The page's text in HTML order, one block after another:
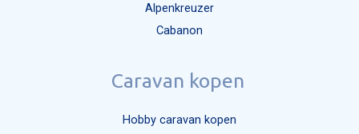
Alpenkreuzer
Cabanon
Caravan kopen
Hobby caravan kopen